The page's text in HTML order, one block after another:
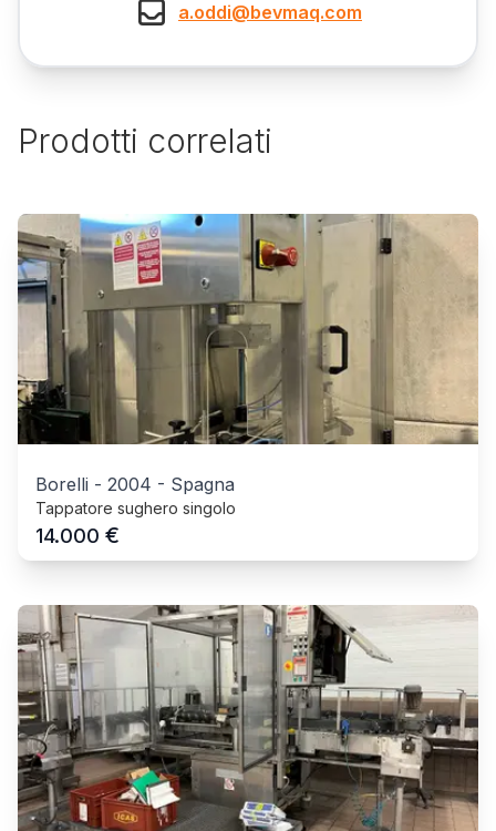
a.oddi@bevmaq.com
Prodotti correlati
Borelli - 2004 - Spagna
Tappatore sughero singolo
14.000 €